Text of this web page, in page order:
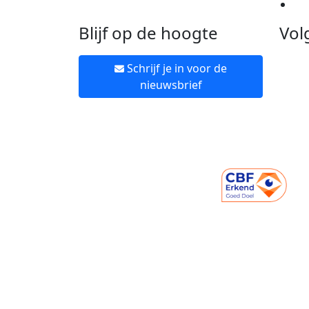
Blijf op de hoogte
Schrijf je in voor de
nieuwsbrief